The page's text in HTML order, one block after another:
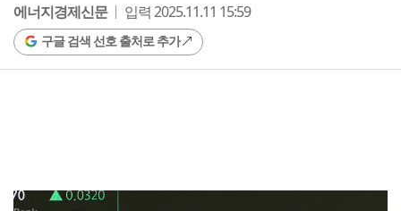
에너지경제신문
입력 2025.11.11 15:59
구글 검색 선호 출처로 추가